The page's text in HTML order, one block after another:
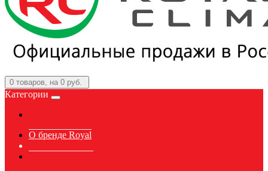
0 товаров, на 0 руб.
Категории
О бренде Royal